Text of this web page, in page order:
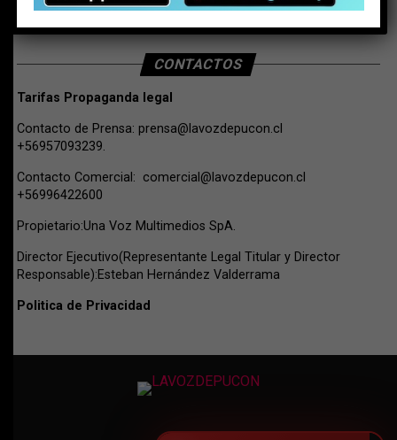
CONTACTOS
Tarifas Propaganda legal
Contacto de Prensa: prensa@lavozdepucon.cl
+56957093239.
Contacto Comercial: comercial@lavozdepucon.cl
+56996422600
Propietario:Una Voz Multimedios SpA.
Director Ejecutivo(Representante Legal Titular y Director
Responsable):Esteban Hernández Valderrama
Politica de Privacidad